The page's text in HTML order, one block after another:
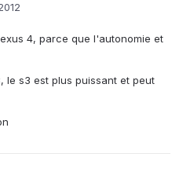
4, parce que l'autonomie et
le s3 est plus puissant et peut